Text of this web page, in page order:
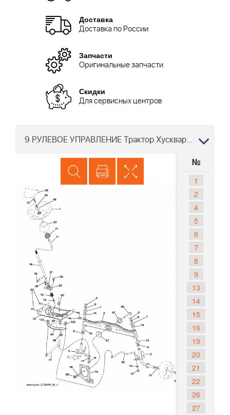
Доставка
Доставка по России
Запчасти
Оригинальные запчасти
Скидки
Для сервисных центров
9 РУЛЕВОЕ УПРАВЛЕНИЕ Трактор Хускварна TC 38 96051013903, 2017-09
№
1
2
4
5
6
7
8
9
13
14
15
16
19
20
21
22
26
27